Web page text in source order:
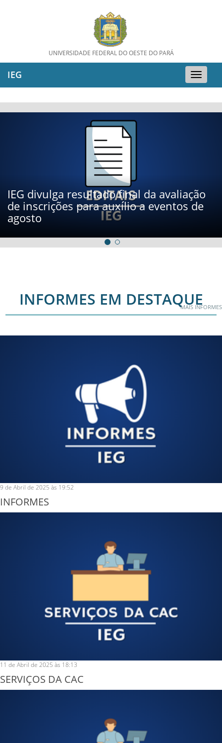
UNIVERSIDADE FEDERAL DO OESTE DO PARÁ
Toggle
IEG
IEG divulga resultado final da avaliação
de inscrições para auxílio a eventos de
agosto
INFORMES EM DESTAQUEMAIS INFORMES
9 de Abril de 2025 às 19:52
INFORMES
11 de Abril de 2025 às 18:13
SERVIÇOS DA CAC